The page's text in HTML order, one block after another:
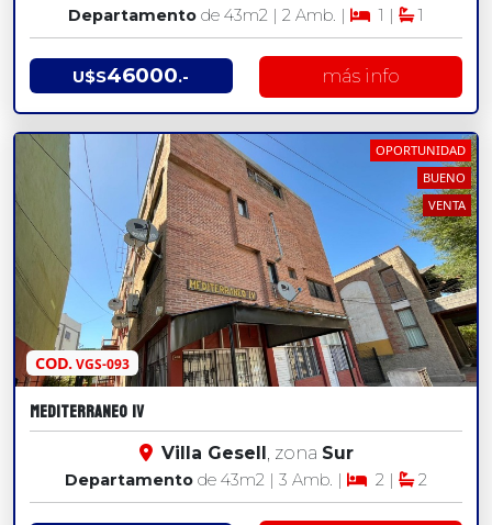
Departamento de 43m2 | 2 Amb. | 1 | 1
U$S46000.- más info
COD.VGS-093
OPORTUNIDAD
BUENO
VENTA
MEDITERRANEO IV
Villa Gesell , zona Sur
Departamento de 43m2 | 3 Amb. | 2 | 2